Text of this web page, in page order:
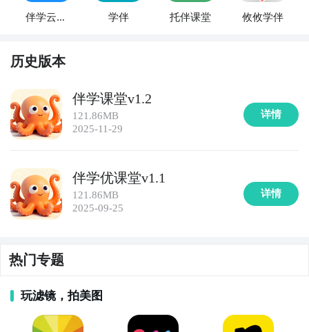
5. 《扫描全能王》
字识别（OCR）、证件扫描等功能。学生可用它整理笔
记、保存讲义，上班族也可用于处理合同文件，操作简
单高效，是日常生活中的智能小助手。
6. 《墨墨背单词》
专为语言学习者设计的记忆类APP，采用科学记忆曲线
库与例句收藏，适合碎片化时间学习，是学生备考四六
级、雅思托福的理想选择。
一款轻量级任务管理工具，支持创建待办事项、设置提
醒、分类标签和日历视图。无论是安排学习计划还是生
活琐事，《滴答清单》都能帮助用户有条不紊地完成目
标，提升时间利用率，属于实用型生活休闲APP。
伴学云课
学伴 托伴课堂 攸攸学伴
历史版本
伴学课堂v1.2
121.86MB
2025-11-29
详情
伴学优课堂v1.1
121.86MB
2025-09-25
详情
热门专题
玩滤镜，拍美图